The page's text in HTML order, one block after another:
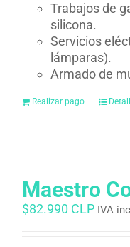
Trabajos de
silicona.
Servicios
lámparas).
Armado de
Realizar pago
Maestro
$82.990 CLP IVA